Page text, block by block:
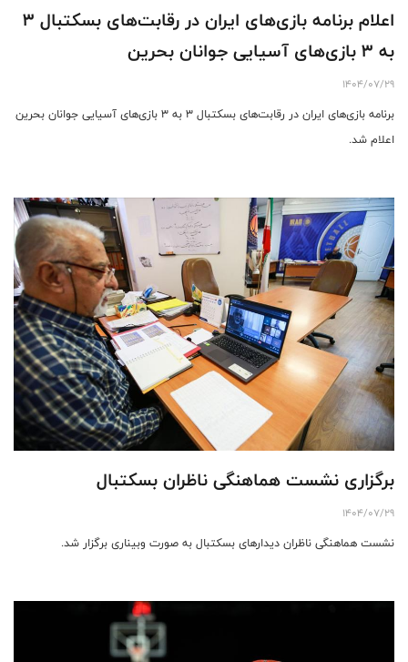
اعلام برنامه بازی‌های ایران در رقابت‌های بسکتبال ۳
به ۳ بازی‌های آسیایی جوانان بحرین
1404/07/29
برنامه بازی‌های ایران در رقابت‌های بسکتبال ۳ به ۳ بازی‌های آسیایی جوانان بحرین
اعلام شد.
برگزاری نشست هماهنگی ناظران بسکتبال
1404/07/29
نشست هماهنگی ناظران دیدارهای بسکتبال به صورت وبیناری برگزار شد.